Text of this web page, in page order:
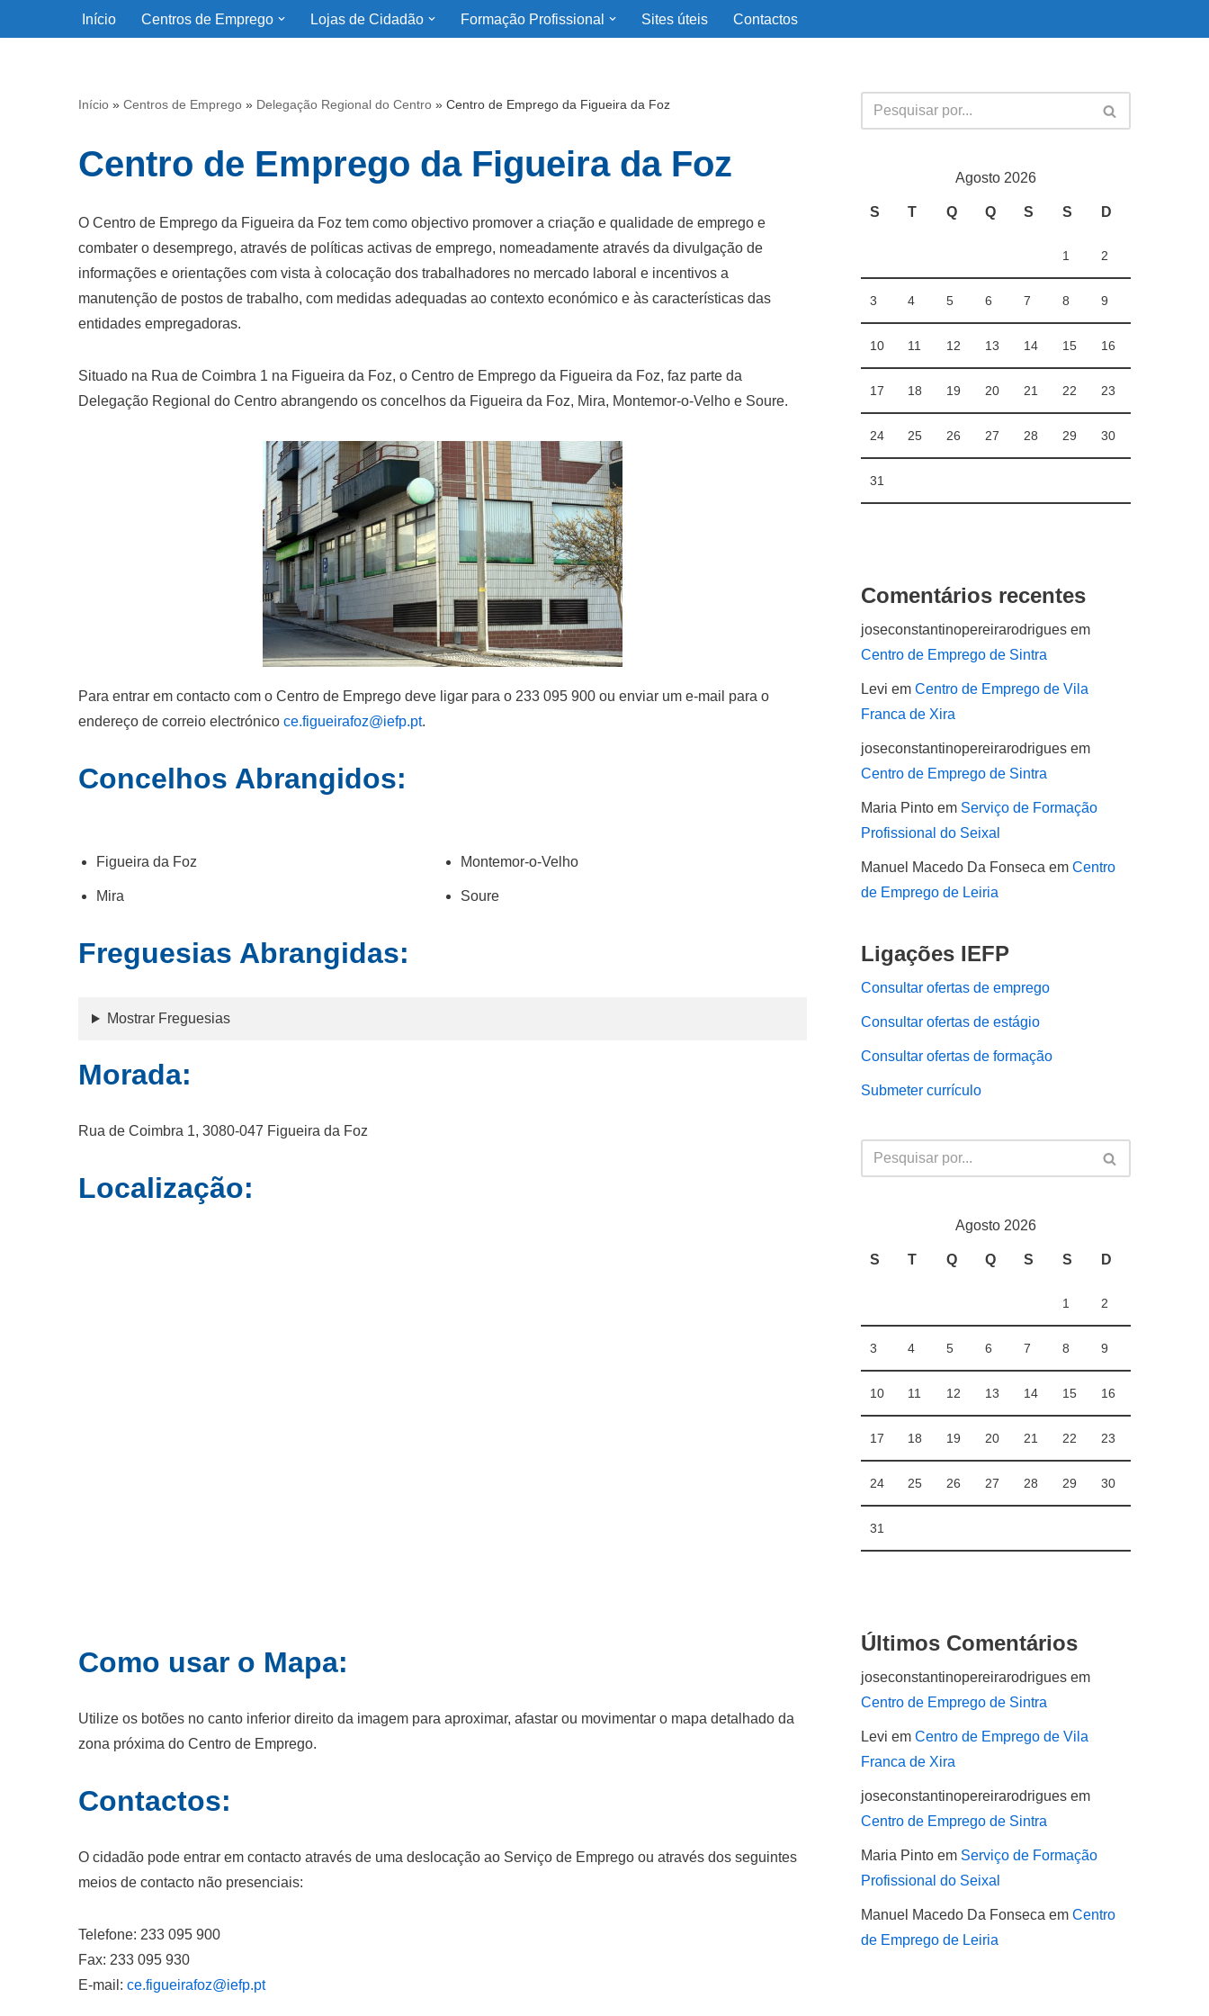
Início Centros de Emprego Lojas de Cidadão Formação Profissional Sites úteis Contactos
Início » Centros de Emprego » Delegação Regional do Centro » Centro de Emprego da Figueira da Foz
Centro de Emprego da Figueira da Foz
O Centro de Emprego da Figueira da Foz tem como objectivo promover a criação e qualidade de emprego e
combater o desemprego, através de políticas activas de emprego, nomeadamente através da divulgação de
informações e orientações com vista à colocação dos trabalhadores no mercado laboral e incentivos a
manutenção de postos de trabalho, com medidas adequadas ao contexto económico e às características das
entidades empregadoras.
Situado na Rua de Coimbra 1 na Figueira da Foz, o Centro de Emprego da Figueira da Foz, faz parte da
Delegação Regional do Centro abrangendo os concelhos da Figueira da Foz, Mira, Montemor-o-Velho e Soure.
Para entrar em contacto com o Centro de Emprego deve ligar para o 233 095 900 ou enviar um e-mail para o
endereço de correio electrónico ce.figueirafoz@iefp.pt.
Concelhos Abrangidos:
Figueira da Foz
Mira
Montemor-o-Velho
Soure
Freguesias Abrangidas:
Mostrar Freguesias
Morada:
Rua de Coimbra 1, 3080-047 Figueira da Foz
Localização:
Como usar o Mapa:
Utilize os botões no canto inferior direito da imagem para aproximar, afastar ou movimentar o mapa detalhado da
zona próxima do Centro de Emprego.
Contactos:
O cidadão pode entrar em contacto através de uma deslocação ao Serviço de Emprego ou através dos seguintes
meios de contacto não presenciais:
Telefone: 233 095 900
Fax: 233 095 930
E-mail: ce.figueirafoz@iefp.pt
Agosto 2026
S T Q Q S S D
1 2
3 4 5 6 7 8 9
10 11 12 13 14 15 16
17 18 19 20 21 22 23
24 25 26 27 28 29 30
31
Comentários recentes
joseconstantinopereirarodrigues em
Centro de Emprego de Sintra
Levi em Centro de Emprego de Vila
Franca de Xira
joseconstantinopereirarodrigues em
Centro de Emprego de Sintra
Maria Pinto em Serviço de Formação
Profissional do Seixal
Manuel Macedo Da Fonseca em Centro
de Emprego de Leiria
Ligações IEFP
Consultar ofertas de emprego
Consultar ofertas de estágio
Consultar ofertas de formação
Submeter currículo
Agosto 2026
S T Q Q S S D
1 2
3 4 5 6 7 8 9
10 11 12 13 14 15 16
17 18 19 20 21 22 23
24 25 26 27 28 29 30
31
Últimos Comentários
joseconstantinopereirarodrigues em
Centro de Emprego de Sintra
Levi em Centro de Emprego de Vila
Franca de Xira
joseconstantinopereirarodrigues em
Centro de Emprego de Sintra
Maria Pinto em Serviço de Formação
Profissional do Seixal
Manuel Macedo Da Fonseca em Centro
de Emprego de Leiria